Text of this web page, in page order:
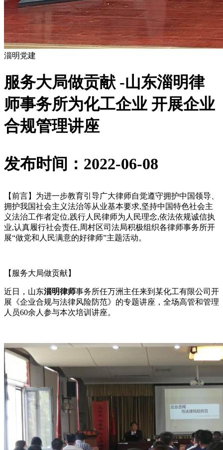
淄明党建
服务大局做贡献 -山东淄明律
师事务所为化工企业 开展企业
合规管理讲座
发布时间：2022-06-08
【前言】为进一步教育引导广大律师自觉遵守拥护中国领导、
拥护我国社会主义法治等从业基本要求,坚持中国特色社会主
义法治工作者定位,践行人民律师为人民理念,依法依规诚信执
业,认真履行社会责任,周村区司法局积极组织各律师事务所开
展“做党和人民满意的好律师”主题活动。
【服务大局做贡献】
近日，山东淄明律师事务所任万洲主任来到某化工有限公司开
展《企业合规与法律风险防范》的专题讲座，全场高管和管理
人员60余人参与本次培训讲座。